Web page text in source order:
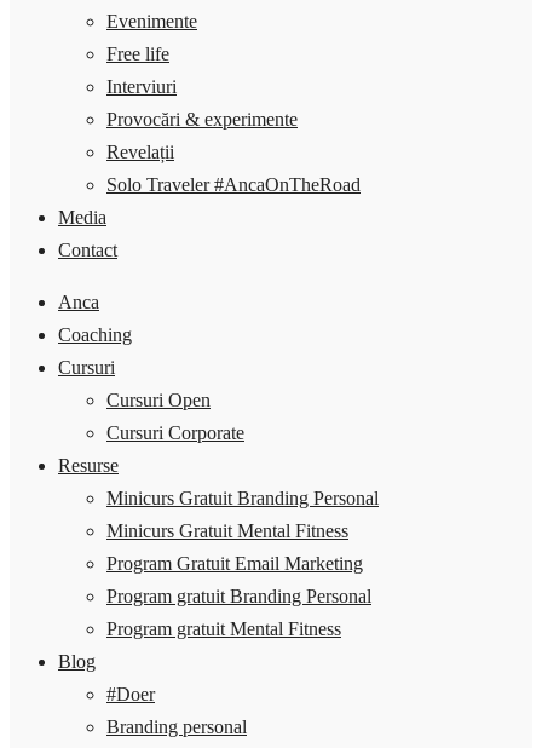
Evenimente
Free life
Interviuri
Provocări & experimente
Revelații
Solo Traveler #AncaOnTheRoad
Media
Contact
Anca
Coaching
Cursuri
Cursuri Open
Cursuri Corporate
Resurse
Minicurs Gratuit Branding Personal
Minicurs Gratuit Mental Fitness
Program Gratuit Email Marketing
Program gratuit Branding Personal
Program gratuit Mental Fitness
Blog
#Doer
Branding personal